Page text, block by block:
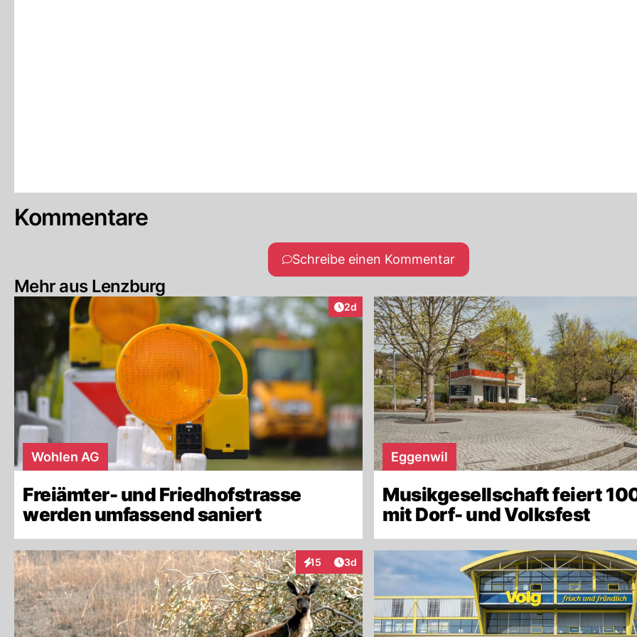
Kommentare
Schreibe einen Kommentar
Mehr aus Lenzburg
Artikel veröffentlicht:
2d
Wohlen AG
Freiämter- und Friedhofstrasse
werden umfassend saniert
Eggenwil
Musikgesellschaft feiert
mit Dorf- und Volksfest
15
InteraktionenArtikel veröffentlicht:
3d